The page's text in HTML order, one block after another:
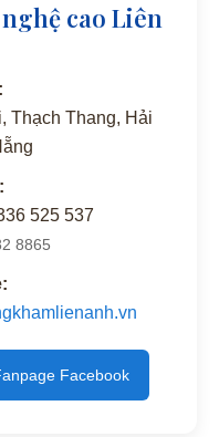
cao Liên
Thạch Thang, Hải
525 537
8865
Facebook